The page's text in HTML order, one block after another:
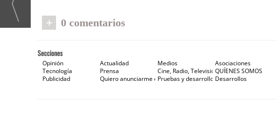
+ 0 comentarios
Secciones
Opinión Actualidad Medios
Asociaciones
Tecnología
Prensa Cine, Radio, Televisión e Internet
QUÍENES SOMOS
Publicidad
Quiero anunciarme en Gaceta de Prensa
Pruebas y desarrollosDesarrollos